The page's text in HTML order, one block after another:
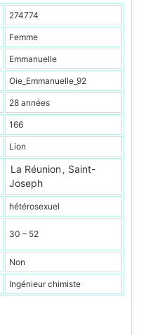
274774
Femme
Emmanuelle
Oie_Emmanuelle_92
28 années
166
Lion
La Réunion , Saint-
Joseph
hétérosexuel
30 – 52
Non
Ingénieur chimiste